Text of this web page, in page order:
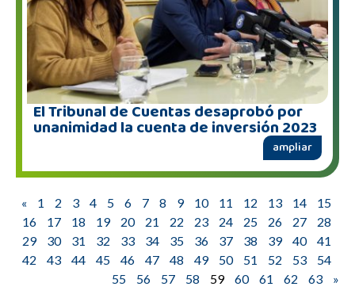
El Tribunal de Cuentas desaprobó por
unanimidad la cuenta de inversión 2023
ampliar
« 1 2 3 4 5 6 7 8 9 10 11 12 13 14
15
16
17 18 19 20 21 22 23 24 25 26 27
28
29
30 31 32 33 34 35 36 37 38 39 40
41
42
43 44 45 46 47 48 49 50 51 52 53
54
55
56 57 58 59 60 61 62 63 »